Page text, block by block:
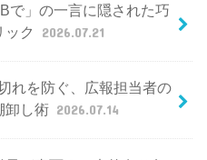
で」の一言に隠された巧
ック
2026.07.21
れを防ぐ、広報担当者の
卸し術 2026.07.14